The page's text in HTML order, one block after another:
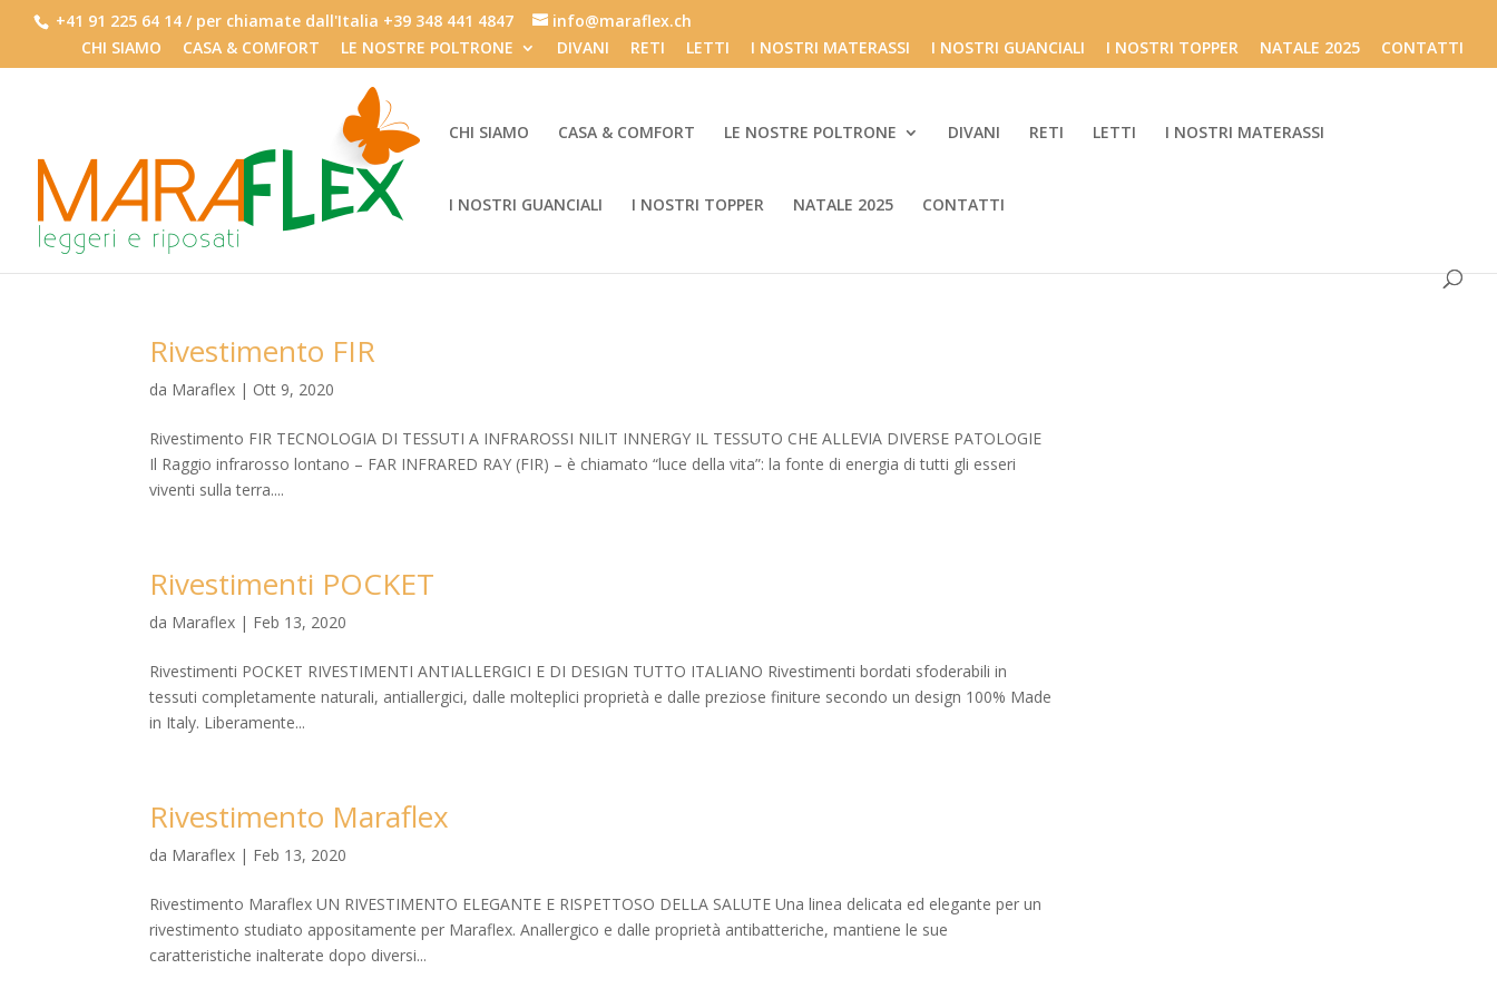
+41 91 225 64 14 / per chiamate dall'Italia +39 348 441 4847
info@maraflex.ch
CHI SIAMO
CASA & COMFORT LE NOSTRE POLTRONE DIVANI RETI LETTI I NOSTRI MATERASSI I NOSTRI GUANCIALI I NOSTRI TOPPER NATALE 2025 CONTATTI
CHI SIAMO CASA & COMFORT LE NOSTRE POLTRONE DIVANI RETI LETTI I NOSTRI MATERASSI
I NOSTRI GUANCIALI I NOSTRI TOPPER NATALE 2025 CONTATTI
Rivestimento FIR
da Maraflex | Ott 9, 2020
Rivestimento FIR TECNOLOGIA DI TESSUTI A INFRAROSSI NILIT INNERGY IL TESSUTO CHE ALLEVIA DIVERSE PATOLOGIE
Il Raggio infrarosso lontano – FAR INFRARED RAY (FIR) – è chiamato “luce della vita”: la fonte di energia di tutti gli esseri
viventi sulla terra....
Rivestimenti POCKET
da Maraflex | Feb 13, 2020
Rivestimenti POCKET RIVESTIMENTI ANTIALLERGICI E DI DESIGN TUTTO ITALIANO Rivestimenti bordati sfoderabili in
tessuti completamente naturali, antiallergici, dalle molteplici proprietà e dalle preziose finiture secondo un design 100% Made
in Italy. Liberamente...
Rivestimento Maraflex
da Maraflex | Feb 13, 2020
Rivestimento Maraflex UN RIVESTIMENTO ELEGANTE E RISPETTOSO DELLA SALUTE Una linea delicata ed elegante per un
rivestimento studiato appositamente per Maraflex. Anallergico e dalle proprietà antibatteriche, mantiene le sue
caratteristiche inalterate dopo diversi...